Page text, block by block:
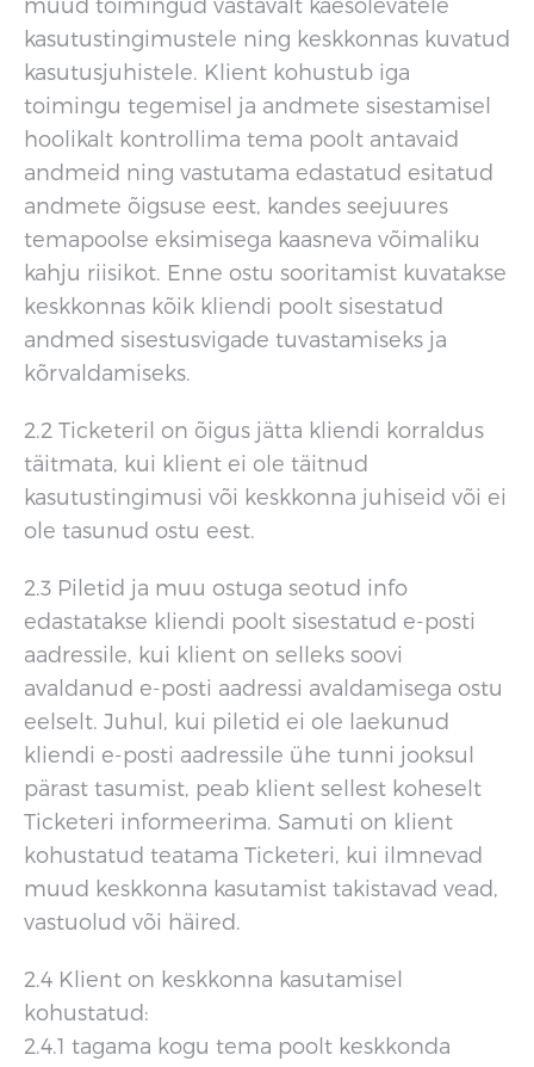
kasutustingimustele ning keskkonnas kuvatud
kasutusjuhistele. Klient kohustub iga
toimingu tegemisel ja andmete sisestamisel
hoolikalt kontrollima tema poolt antavaid
andmeid ning vastutama edastatud esitatud
andmete õigsuse eest, kandes seejuures
temapoolse eksimisega kaasneva võimaliku
kahju riisikot. Enne ostu sooritamist kuvatakse
keskkonnas kõik kliendi poolt sisestatud
andmed sisestusvigade tuvastamiseks ja
kõrvaldamiseks.
2.2 Ticketeril on õigus jätta kliendi korraldus
täitmata, kui klient ei ole täitnud
kasutustingimusi või keskkonna juhiseid või ei
ole tasunud ostu eest.
2.3 Piletid ja muu ostuga seotud info
edastatakse kliendi poolt sisestatud e-posti
aadressile, kui klient on selleks soovi
avaldanud e-posti aadressi avaldamisega ostu
eelselt. Juhul, kui piletid ei ole laekunud
kliendi e-posti aadressile ühe tunni jooksul
pärast tasumist, peab klient sellest koheselt
Ticketeri informeerima. Samuti on klient
kohustatud teatama Ticketeri, kui ilmnevad
muud keskkonna kasutamist takistavad vead,
vastuolud või häired.
2.4 Klient on keskkonna kasutamisel
kohustatud:
2.4.1 tagama kogu tema poolt keskkonda